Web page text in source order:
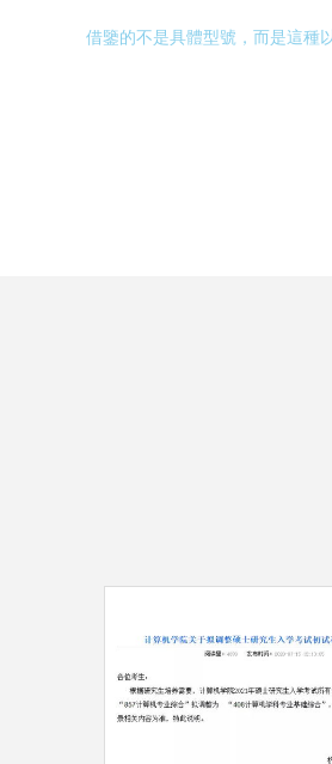
借鑒的不是具體型號，而是這種